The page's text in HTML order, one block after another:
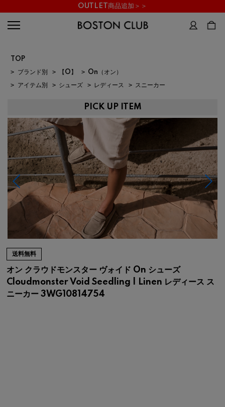
OUTLET商品追加＞＞
TOP
> ブランド別 > 【O】 > On（オン）
> アイテム別 > シューズ > レディース > スニーカー
PICK UP ITEM
送料無料
オン クラウドモンスター ヴォイド On シューズ
Cloudmonster Void Seedling | Linen レディース ス
ニーカー 3WG10814754